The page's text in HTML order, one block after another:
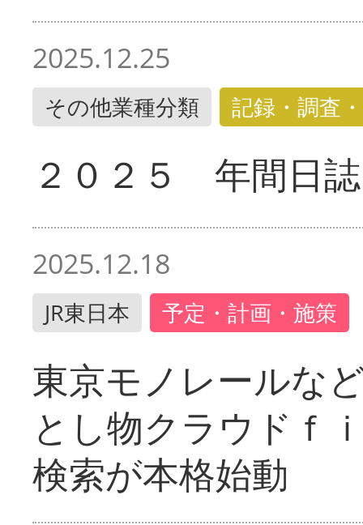
2025.12.25
その他業種分類 記録・調査
２０２５ 年間日誌
2025.12.18
JR東日本 予定・計画・施策
東京モノレールな
とし物クラウドｆ
検索が本格始動